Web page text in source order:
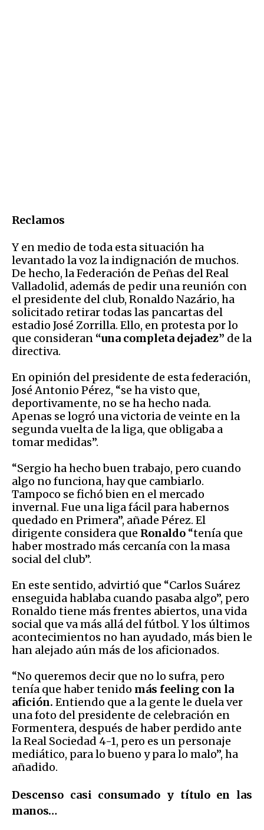
Reclamos
Y en medio de toda esta situación ha
levantado la voz la indignación de muchos.
De hecho, la Federación de Peñas del Real
Valladolid, además de pedir una reunión con
el presidente del club, Ronaldo Nazário, ha
solicitado retirar todas las pancartas del
estadio José Zorrilla. Ello, en protesta por lo
que consideran “una completa dejadez” de la
directiva.
En opinión del presidente de esta federación,
José Antonio Pérez, “se ha visto que,
deportivamente, no se ha hecho nada.
Apenas se logró una victoria de veinte en la
segunda vuelta de la liga, que obligaba a
tomar medidas”.
“Sergio ha hecho buen trabajo, pero cuando
algo no funciona, hay que cambiarlo.
Tampoco se fichó bien en el mercado
invernal. Fue una liga fácil para habernos
quedado en Primera”, añade Pérez. El
dirigente considera que Ronaldo “tenía que
haber mostrado más cercanía con la masa
social del club”.
En este sentido, advirtió que “Carlos Suárez
enseguida hablaba cuando pasaba algo”, pero
Ronaldo tiene más frentes abiertos, una vida
social que va más allá del fútbol. Y los últimos
acontecimientos no han ayudado, más bien le
han alejado aún más de los aficionados.
“No queremos decir que no lo sufra, pero
tenía que haber tenido más feeling con la
afición. Entiendo que a la gente le duela ver
una foto del presidente de celebración en
Formentera, después de haber perdido ante
la Real Sociedad 4-1, pero es un personaje
mediático, para lo bueno y para lo malo”, ha
añadido.
Descenso casi consumado y título en las
manos…